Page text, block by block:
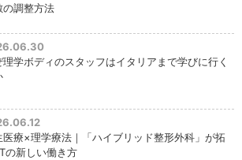
の調整方法
理学ボディのスタッフはイタリアまで学びに行く
医療×理学療法｜「ハイブリッド整形外科」が拓
の新しい働き方